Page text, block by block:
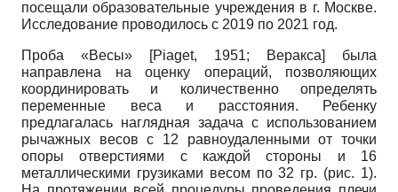
посещали образовательные учреждения в г. Москве.
Исследование проводилось с 2019 по 2021 год.
Проба «Весы» [Piaget, 1951; Веракса]
была
направлена на оценку операций, позволяющих
координировать и количественно определять
переменные веса и расстояния. Ребенку
предлагалась наглядная задача с использованием
рычажных весов с 12 равноудаленными от точки
опоры отверстиями с каждой стороны и 16
металлическими грузиками весом по 32 гр. (рис. 1).